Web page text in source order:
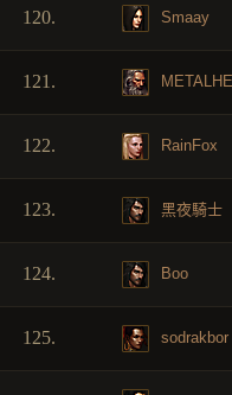
120. Smaay
121.
122. RainFox
123. 黑夜騎士
124. Boo
125. sodrakbor